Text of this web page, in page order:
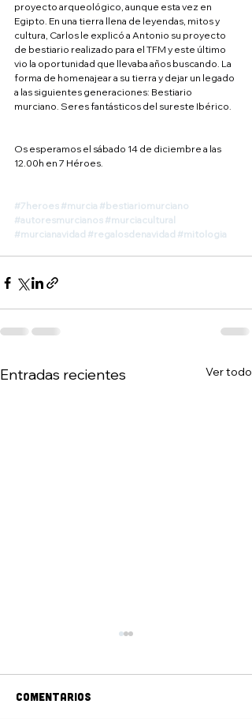
proyecto arqueológico, aunque esta vez en
Egipto. En una tierra llena de leyendas, mitos y
cultura, Carlos le explicó a Antonio su proyecto
de bestiario realizado para el TFM y este último
vio la oportunidad que llevaba años buscando. La
forma de homenajear a su tierra y dejar un legado
a las siguientes generaciones: Bestiario
murciano. Seres fantásticos del sureste Ibérico.
Os esperamos el sábado 14 de diciembre a las
12.00h en 7 Héroes.
#7heroes #murcia #bestiariomurciano
#autoresmurcianos #murciacultural
#murcianavidad #regalosdenavidad #mitologia
Entradas recientes Ver todo
Comentarios